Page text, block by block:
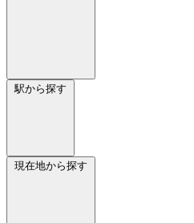
駅から探す
現在地から探す